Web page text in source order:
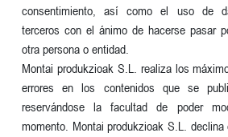
consentimiento, así como el uso de
terceros con el ánimo de hacerse pasar
otra persona o entidad.
Montai produkzioak S.L. realiza los
errores en los contenidos que se
reservándose la facultad de poder
momento. Montai produkzioak S.L. declina